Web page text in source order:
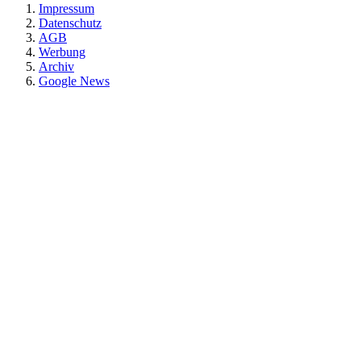
Impressum
Datenschutz
AGB
Werbung
Archiv
Google News